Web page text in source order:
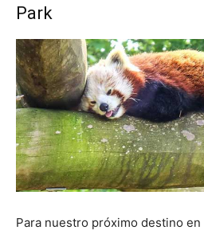
Park
Para nuestro próximo destino